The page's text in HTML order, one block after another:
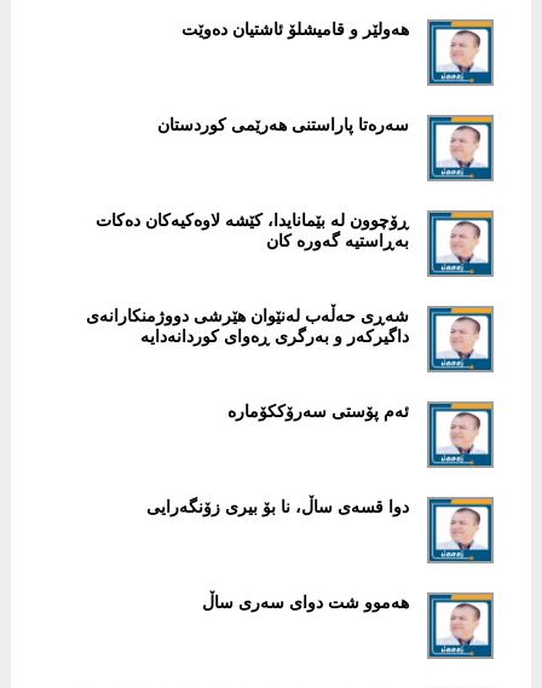
هەولێر و قامیشلۆ ئاشتیان دەوێت
سەرەتا پاراستنی هەرێمی کوردستان
ڕۆچوون لە بێمانایدا، کێشە لاوەکیەکان دەکات
بەڕاستیە گەورە کان
شەڕی حەڵەب لەنێوان هێرشی دووژمنکارانەی
داگیرکەر و بەرگری ڕەوای کوردانەدایە
ئەم پۆستی سەرۆککۆمارە
دوا قسەی ساڵ، نا بۆ بیری زۆنگەرایی
هەموو شت دوای سەری ساڵ